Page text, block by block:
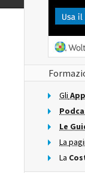
Gli
Le
La
La